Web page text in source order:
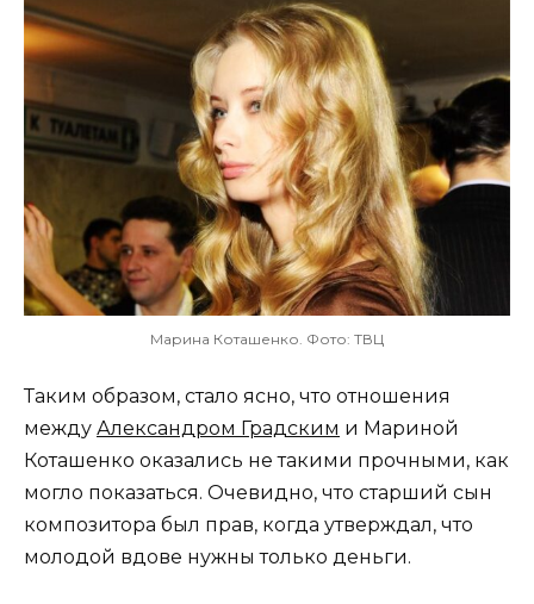
Марина Коташенко. Фото: ТВЦ
Таким образом, стало ясно, что отношения
между Александром Градским и Мариной
Коташенко оказались не такими прочными, как
могло показаться. Очевидно, что старший сын
композитора был прав, когда утверждал, что
молодой вдове нужны только деньги.